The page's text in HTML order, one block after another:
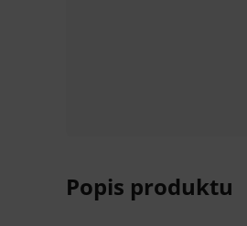
Popis produktu